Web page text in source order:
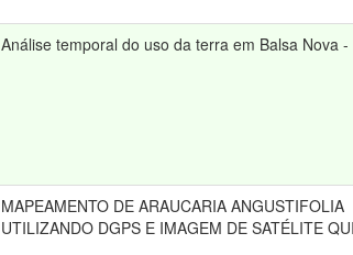
Análise temporal do uso da terra em Balsa Nova -
MAPEAMENTO DE ARAUCARIA ANGUSTIFOLIA
UTILIZANDO DGPS E IMAGEM DE SATÉLITE